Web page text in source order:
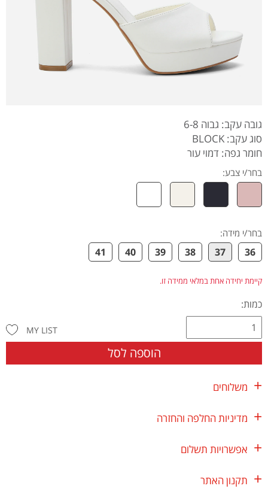
גובה עקב: גבוה 6-8
סוג עקב: BLOCK
חומר גפה: דמוי עור
בחר/י צבע:
בחר/י מידה:
36
37
38
39
40
41
קיימת יחידה אחת במלאי ממידה זו.
כמות:
הוספה לסל
MY LIST
משלוחים
מדיניות החלפה והחזרה
אפשרויות תשלום
תקנון האתר